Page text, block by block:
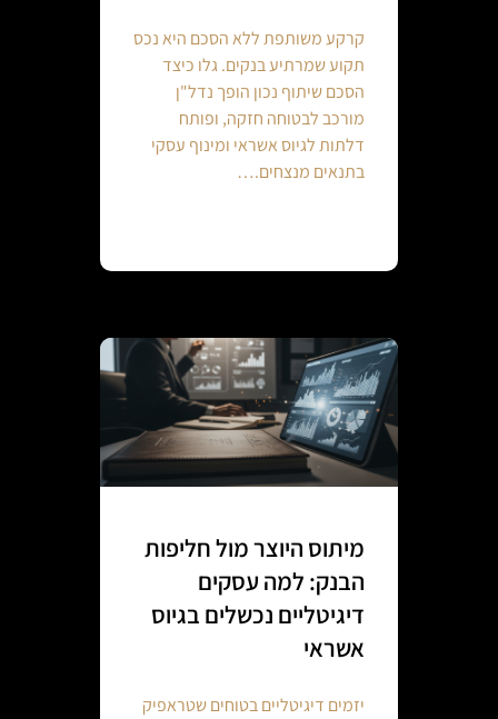
קרקע משותפת ללא הסכם היא נכס
תקוע שמרתיע בנקים. גלו כיצד
הסכם שיתוף נכון הופך נדל"ן
מורכב לבטוחה חזקה, ופותח
דלתות לגיוס אשראי ומינוף עסקי
בתנאים מנצחים.…
מיתוס היוצר מול חליפות
הבנק: למה עסקים
דיגיטליים נכשלים בגיוס
אשראי
יזמים דיגיטליים בטוחים שטראפיק